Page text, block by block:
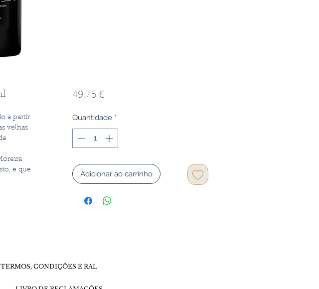
a partir
velhas
e que
49,75 €Preço
Quantidade *
Adicionar ao carrinho
TERMOS, CONDIÇÕES E RAL